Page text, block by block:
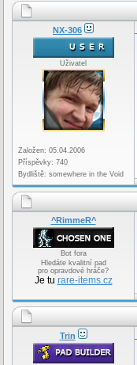
NX-306
Uživatel
Založen: 05.04.2006
Příspěvky: 740
Bydliště: somewhere in the Void
^RimmeR^
Bot fora
Hledáte kvalitní pad
pro opravdové hráče?
Je tu rare-items.cz
Trin